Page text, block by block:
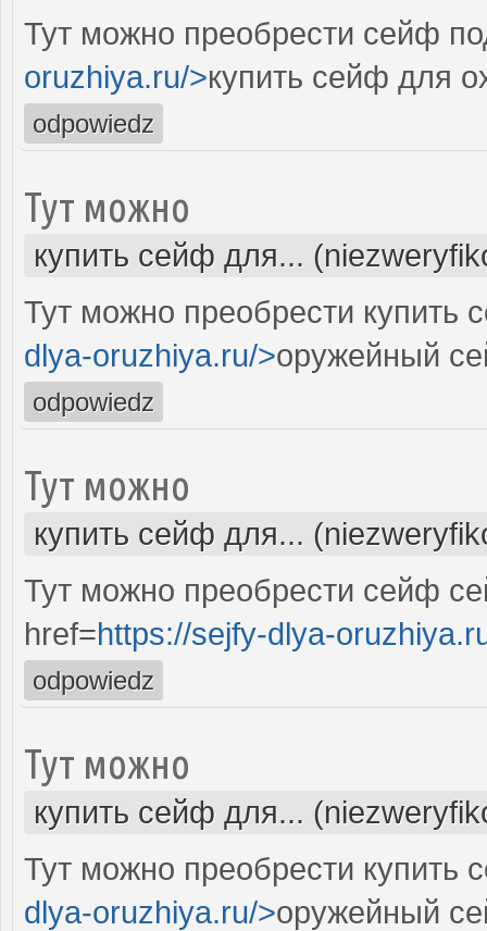
Тут можно преобрести сейф
oruzhiya.ru/>купить сейф для
odpowiedz
Тут можно
купить сейф для...
Тут можно преобрести купить
dlya-oruzhiya.ru/>оружейный
odpowiedz
Тут можно
купить сейф для...
Тут можно преобрести сейф
href=https://sejfy-dlya-
odpowiedz
Тут можно
купить сейф для...
Тут можно преобрести купить
dlya-oruzhiya.ru/>оружейный